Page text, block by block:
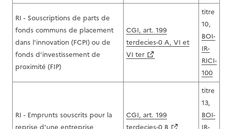
RI - Souscriptions de parts de
fonds communs de placement
dans l'innovation (FCPI) ou de
fonds d'investissement de
proximité (FIP)
CGI, art. 199
terdecies-0 A, VI et
VI ter
titre
10,
BOI-
IR-
RICI-
100
RI - Emprunts souscrits pour la
CGI, art. 199
titre
13,
BOI-